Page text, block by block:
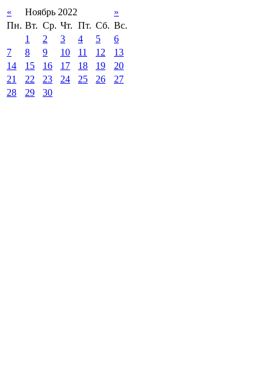
« Ноябрь 2022
»
Пн. Вт. Ср. Чт. Пт. Сб. Вс.
1
2 3 4 5
6
7
8 9 10 11 12
13
14
15 16 17 18 19
20
21
22 23 24 25 26
27
28
29 30